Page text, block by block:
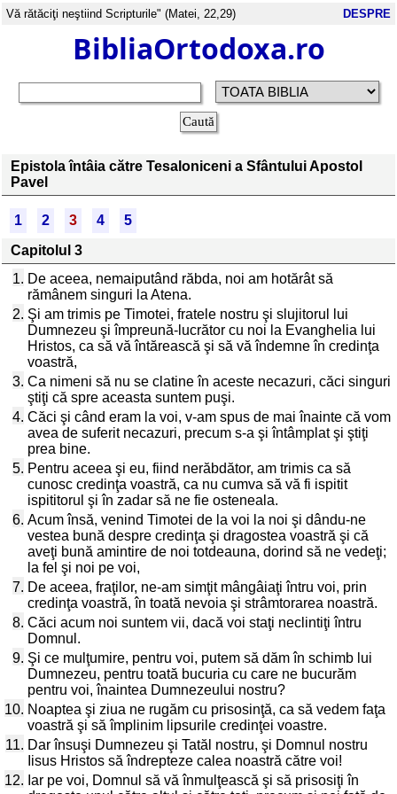
Vă rătăciţi neştiind Scripturile" (Matei, 22,29) DESPRE
BibliaOrtodoxa.ro
Epistola întâia către Tesaloniceni a Sfântului Apostol
Pavel
1 2 3 4
5
Capitolul 3
1. De aceea, nemaiputând răbda, noi am hotărât să
rămânem singuri la Atena.
2. Şi am trimis pe Timotei, fratele nostru şi slujitorul lui
Dumnezeu şi împreună-lucrător cu noi la Evanghelia lui
Hristos, ca să vă întărească şi să vă îndemne în credinţa
voastră,
3. Ca nimeni să nu se clatine în aceste necazuri, căci singuri
ştiţi că spre aceasta suntem puşi.
4. Căci şi când eram la voi, v-am spus de mai înainte că vom
avea de suferit necazuri, precum s-a şi întâmplat şi ştiţi
prea bine.
5. Pentru aceea şi eu, fiind nerăbdător, am trimis ca să
cunosc credinţa voastră, ca nu cumva să vă fi ispitit
ispititorul şi în zadar să ne fie osteneala.
6. Acum însă, venind Timotei de la voi la noi şi dându-ne
vestea bună despre credinţa şi dragostea voastră şi că
aveţi bună amintire de noi totdeauna, dorind să ne vedeţi;
la fel şi noi pe voi,
7. De aceea, fraţilor, ne-am simţit mângâiaţi întru voi, prin
credinţa voastră, în toată nevoia şi strâmtorarea noastră.
8. Căci acum noi suntem vii, dacă voi staţi neclintiţi întru
Domnul.
9. Şi ce mulţumire, pentru voi, putem să dăm în schimb lui
Dumnezeu, pentru toată bucuria cu care ne bucurăm
pentru voi, înaintea Dumnezeului nostru?
10. Noaptea şi ziua ne rugăm cu prisosinţă, ca să vedem faţa
voastră şi să împlinim lipsurile credinţei voastre.
11. Dar însuşi Dumnezeu şi Tatăl nostru, şi Domnul nostru
Iisus Hristos să îndrepteze calea noastră către voi!
12. Iar pe voi, Domnul să vă înmulţească şi să prisosiţi în